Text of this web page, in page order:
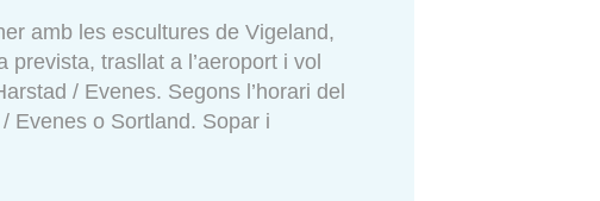
amb les escultures de Vigeland,
prevista, trasllat a l’aeroport i vol
/ Evenes. Segons l’horari del
Evenes o Sortland. Sopar i